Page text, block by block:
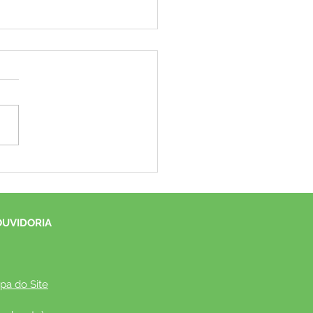
do Festival do Coco
do Site